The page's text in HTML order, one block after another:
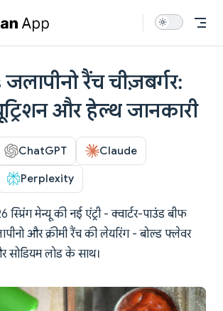
रैंच चीज़बर्गर:
और हेल्थ जानकारी
ChatGPT Claude
Perplexity
मेन्यू की नई एंट्री - क्वार्टर-पाउंड बीफ
और क्रीमी रैंच की लेयरिंग - बोल्ड फ्लेवर
सोडियम लोड के साथ।